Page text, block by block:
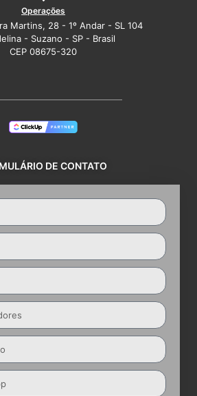
Operações
Martins, 28 - 1º Andar - SL 104
- Suzano - SP - Brasil
CEP 08675-320
DE CONTATO